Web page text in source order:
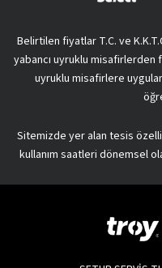
Belirtilen fiyatlar T.C. ve
yabancı uyruklu misafirlerden
uyruklu misafirlere
Sitemizde yer alan tesis
kullanım saatleri dönemsel